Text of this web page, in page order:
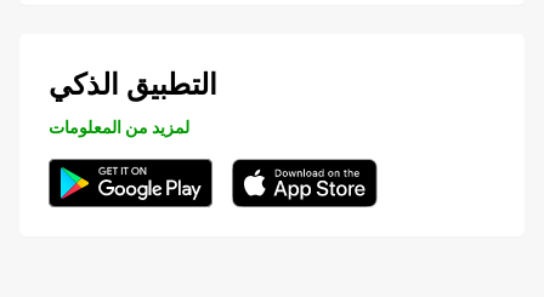
التطبيق الذكي
لمزيد من المعلومات